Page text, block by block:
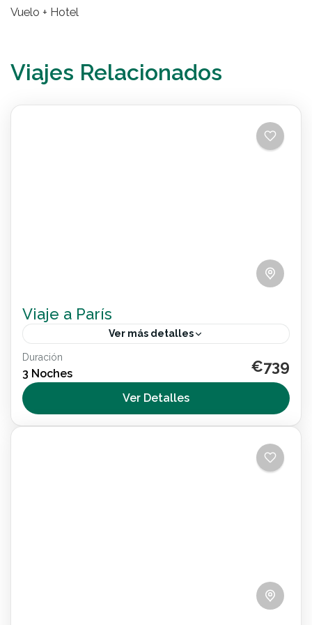
Vuelo + Hotel
Viajes Relacionados
Viaje a París
Ver más detalles
Internacional
2 People
Duración
3 Noches €739
Ver Detalles